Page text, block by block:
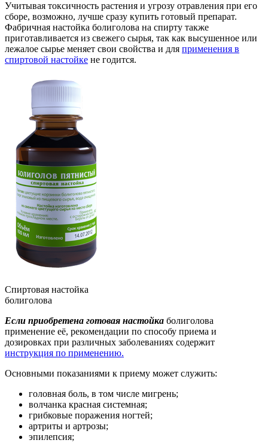
Учитывая токсичность растения и угрозу отравления при его
сборе, возможно, лучше сразу купить готовый препарат.
Фабричная настойка болиголова на спирту также
приготавливается из свежего сырья, так как высушенное или
лежалое сырье меняет свои свойства и для применения в
спиртовой настойке не годится.
Спиртовая настойка
болиголова
Если приобретена готовая настойка болиголова
применение её, рекомендации по способу приема и
дозировках при различных заболеваниях содержит
инструкция по применению.
Основными показаниями к приему может служить:
головная боль, в том числе мигрень;
волчанка красная системная;
грибковые поражения ногтей;
артриты и артрозы;
эпилепсия;